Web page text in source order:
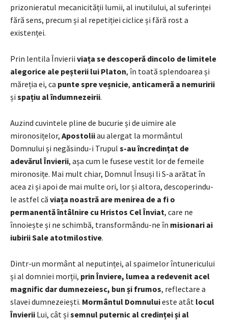
prizonieratul mecanicității lumii, al inutilului, al suferinței
fără sens, precum și al repetiției ciclice și fără rost a
existenței.
Prin lentila Învierii viața se descoperă dincolo de limitele
alegorice ale peșterii lui Platon, în toată splendoarea și
măreția ei, ca punte spre veșnicie, anticameră a nemuririi
și spațiu al îndumnezeirii.
Auzind cuvintele pline de bucurie și de uimire ale
mironosițelor, Apostoliiau alergat la mormântul
Domnului și negăsindu-i Trupul s-au încredințat de
adevărul Învierii, așa cum le fusese vestit lor de femeile
mironosițe. Mai mult chiar, Domnul Însuși li S-a arătat în
acea zi și apoi de mai multe ori, lor și altora, descoperindu-
le astfel că viața noastră are menirea de a fi o
permanentă întâlnire cu Hristos Cel Înviat, care ne
înnoiește și ne schimbă, transformându-ne în misionari ai
iubirii Sale atotmilostive.
Dintr-un mormânt al neputinței, al spaimelor întunericului
și al domniei morții, prin Înviere, lumea a redevenit acel
magnific dar dumnezeiesc, bun și frumos, reflectare a
slavei dumnezeiești. Mormântul Domnuluieste atât locul
Învierii Lui, cât și semnul puternic al credinței și al